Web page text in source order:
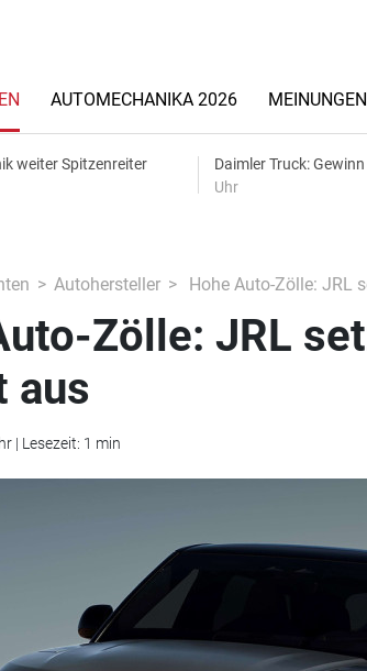
AUTOMECHANIKA 2026 MEINUNGEN
weiter Spitzenreiter
Daimler Truck:
Uhr
Autohersteller Hohe Auto-Zölle: JRL
Zölle: JRL
aus
| Lesezeit: 1 min